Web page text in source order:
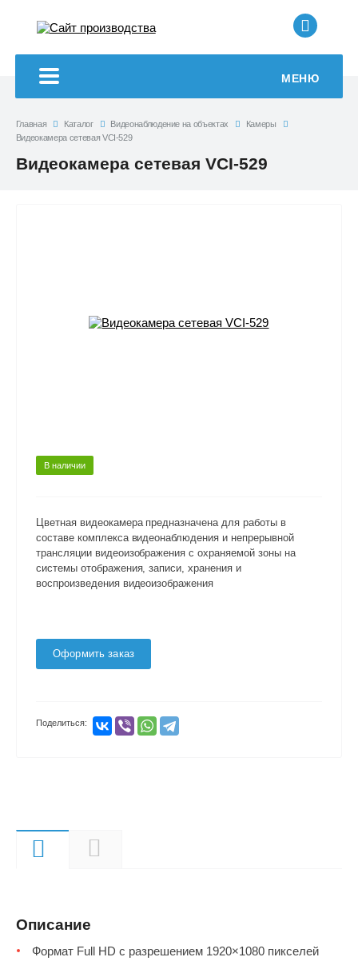
+7
МЕНЮ
Главная Каталог Видеонаблюдение на объектах
Камеры
Видеокамера сетевая VCI-529
Видеокамера сетевая VCI-529
В наличии
Цветная видеокамера предназначена для работы в
составе комплекса видеонаблюдения и непрерывной
трансляции видеоизображения с охраняемой зоны на
системы отображения, записи, хранения и
воспроизведения видеоизображения
Оформить заказ
Поделиться:
Описание
Формат Full HD с разрешением 1920×1080 пикселей